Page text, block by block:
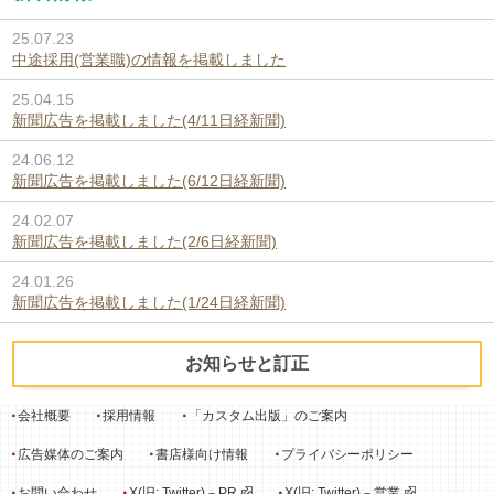
25.07.23
中途採用(営業職)の情報を掲載しました
25.04.15
新聞広告を掲載しました(4/11日経新聞)
24.06.12
新聞広告を掲載しました(6/12日経新聞)
24.02.07
新聞広告を掲載しました(2/6日経新聞)
24.01.26
新聞広告を掲載しました(1/24日経新聞)
お知らせと訂正
会社概要 採用情報 「カスタム出版」のご案内
広告媒体のご案内 書店様向け情報 プライバシーポリシー